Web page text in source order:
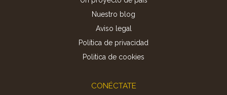
Nuestro blog
Aviso legal
Política de privacidad
Politica de cookies
CONÉCTATE